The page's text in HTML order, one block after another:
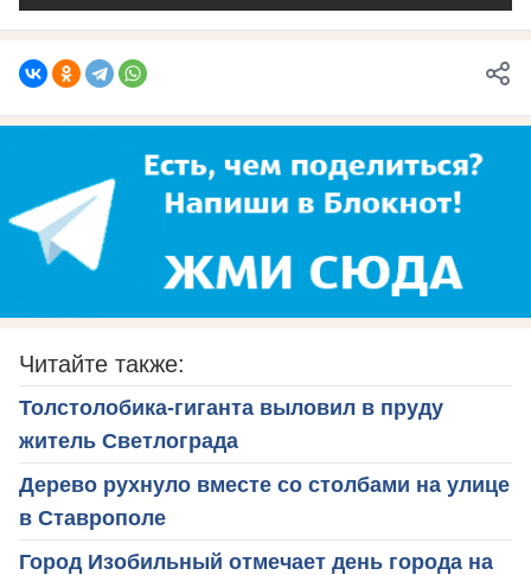
Читайте также:
Толстолобика-гиганта выловил в пруду
житель Светлограда
Дерево рухнуло вместе со столбами на улице
в Ставрополе
Город Изобильный отмечает день города на